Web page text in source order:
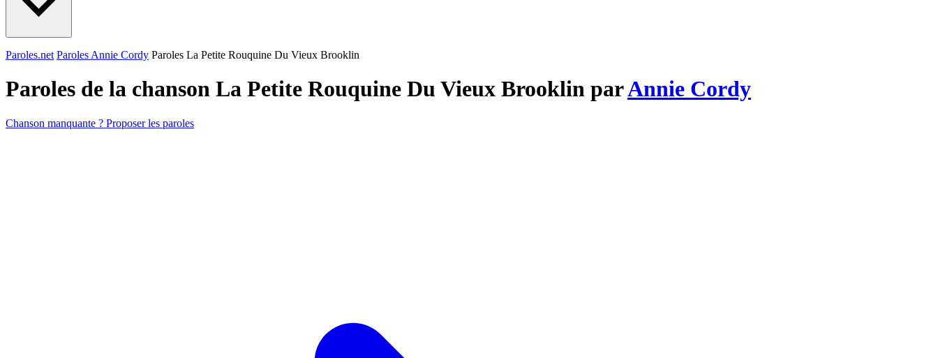
Paroles.net Paroles Annie Cordy Paroles La Petite Rouquine Du Vieux Brooklin
Paroles de la chanson La Petite Rouquine Du Vieux Brooklin parAnnie Cordy
Chanson manquante ? Proposer les paroles